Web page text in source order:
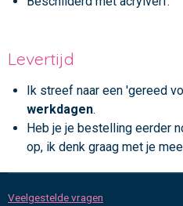
Levertijd
Ik streef naar een 'gereed
werkdagen.
Heb je je bestelling eerder
op, ik denk graag met je
Veelgestelde vragen